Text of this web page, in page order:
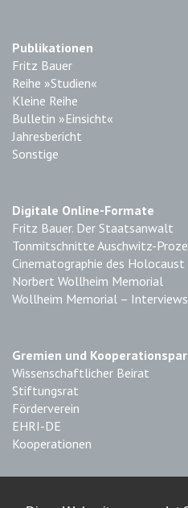
Publikationen
Fritz Bauer
Reihe »Studien«
Kleine Reihe
Bulletin »Einsicht«
Jahresbericht
Sonstige
Digitale Online-Formate
Fritz Bauer. Der Staatsanwalt
Tonmitschnitte Auschwitz-
Cinematographie des Holocaust
Norbert Wollheim Memorial
Wollheim Memorial – Interviews
Gremien und
Wissenschaftlicher Beirat
Stiftungsrat
Förderverein
EHRI-DE
Kooperationen